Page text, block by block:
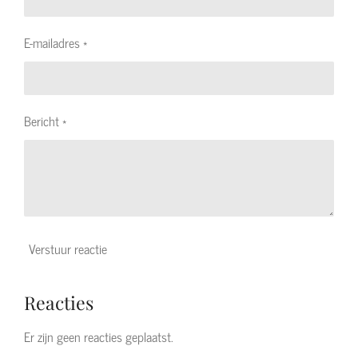
E-mailadres *
Bericht *
Verstuur reactie
Reacties
Er zijn geen reacties geplaatst.